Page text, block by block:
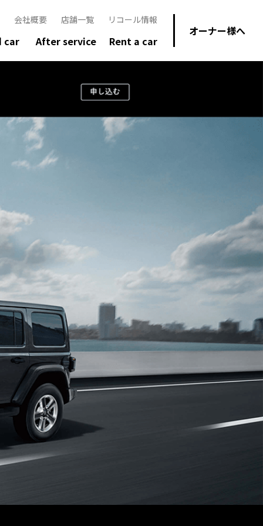
car After service Rent a car
オーナー様へ
会社概要 店舗一覧 リコール情報